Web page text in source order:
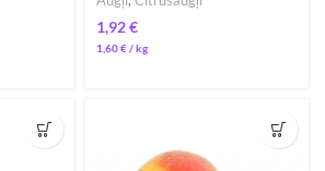
€
1,60€/